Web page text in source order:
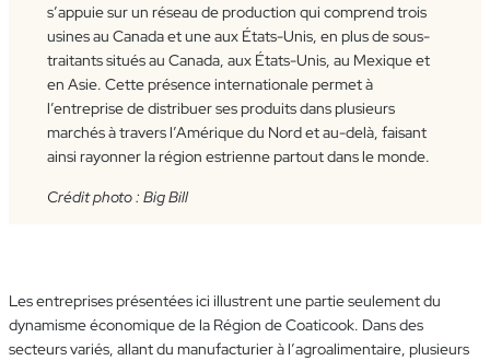
s’appuie sur un réseau de production qui comprend trois
usines au Canada et une aux États-Unis, en plus de sous-
traitants situés au Canada, aux États-Unis, au Mexique et
en Asie. Cette présence internationale permet à
l’entreprise de distribuer ses produits dans plusieurs
marchés à travers l’Amérique du Nord et au-delà, faisant
ainsi rayonner la région estrienne partout dans le monde.
Crédit photo : Big Bill
Les entreprises présentées ici illustrent une partie seulement du
dynamisme économique de la Région de Coaticook. Dans des
secteurs variés, allant du manufacturier à l’agroalimentaire, plusieurs